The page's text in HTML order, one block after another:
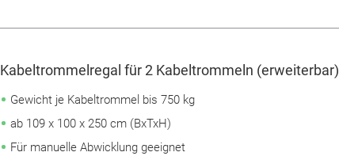
Kabeltrommelregal für 2 Kabeltrommeln (erweiterbar)
Gewicht je Kabeltrommel bis 750 kg
ab 109 x 100 x 250 cm (BxTxH)
Für manuelle Abwicklung geeignet